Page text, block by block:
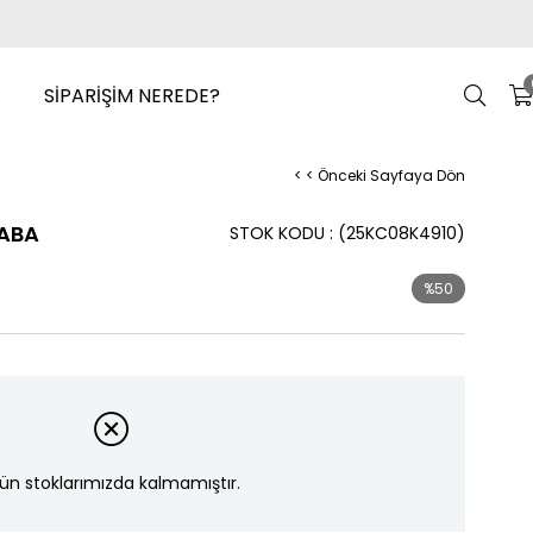
SİPARİŞİM NEREDE?
< < Önceki Sayfaya Dön
(25KC08K4910)
STOK KODU
%50
stoklarımızda kalmamıştır.